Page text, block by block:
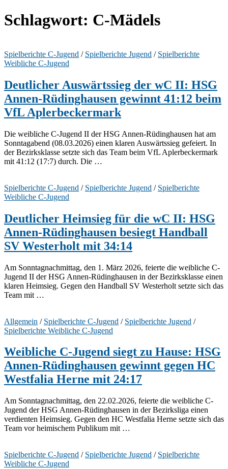
Schlagwort: C-Mädels
Spielberichte C-Jugend / Spielberichte Jugend / Spielberichte
Weibliche C-Jugend
Deutlicher Auswärtssieg der wC II: HSG
Annen-Rüdinghausen gewinnt 41:12 beim
VfL Aplerbeckermark
Die weibliche C-Jugend II der HSG Annen-Rüdinghausen hat am
Sonntagabend (08.03.2026) einen klaren Auswärtssieg gefeiert. In
der Bezirksklasse setzte sich das Team beim VfL Aplerbeckermark
mit 41:12 (17:7) durch. Die …
Spielberichte C-Jugend / Spielberichte Jugend / Spielberichte
Weibliche C-Jugend
Deutlicher Heimsieg für die wC II: HSG
Annen-Rüdinghausen besiegt Handball
SV Westerholt mit 34:14
Am Sonntagnachmittag, den 1. März 2026, feierte die weibliche C-
Jugend II der HSG Annen-Rüdinghausen in der Bezirksklasse einen
klaren Heimsieg. Gegen den Handball SV Westerholt setzte sich das
Team mit …
Allgemein / Spielberichte C-Jugend / Spielberichte Jugend /
Spielberichte Weibliche C-Jugend
Weibliche C-Jugend siegt zu Hause: HSG
Annen-Rüdinghausen gewinnt gegen HC
Westfalia Herne mit 24:17
Am Sonntagnachmittag, den 22.02.2026, feierte die weibliche C-
Jugend der HSG Annen-Rüdinghausen in der Bezirksliga einen
verdienten Heimsieg. Gegen den HC Westfalia Herne setzte sich das
Team vor heimischem Publikum mit …
Spielberichte C-Jugend / Spielberichte Jugend / Spielberichte
Weibliche C-Jugend